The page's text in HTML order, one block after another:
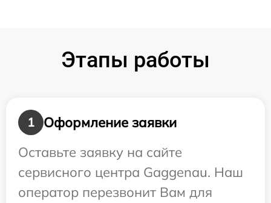
Этапы работы
1
Оформление заявки
Оставьте заявку на сайте
сервисного центра Gaggenau. Наш
оператор перезвонит Вам для